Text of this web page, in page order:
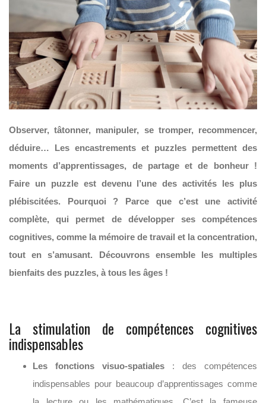
Observer, tâtonner, manipuler, se tromper, recommencer,
déduire… Les encastrements et puzzles permettent des
moments d’apprentissages, de partage et de bonheur !
Faire un puzzle est devenu l’une des activités les plus
plébiscitées. Pourquoi ? Parce que c’est une activité
complète, qui permet de développer ses compétences
cognitives, comme la mémoire de travail et la concentration,
tout en s’amusant. Découvrons ensemble les multiples
bienfaits des puzzles, à tous les âges !
La stimulation de compétences cognitives
indispensables
Les fonctions visuo-spatiales : des compétences
indispensables pour beaucoup d’apprentissages comme